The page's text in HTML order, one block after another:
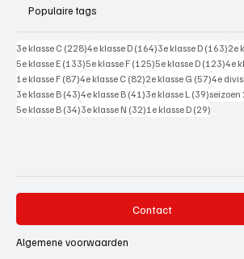
Populaire tags
3e klasse C (228)228 posts
4e klasse D (164)164 posts
3e klasse D (163)2e
5e klasse E (133)133 posts
5e klasse F (125)125 posts
5e klasse D (123)123
4e
1e klasse F (87)87 posts
4e klasse C (82)82 posts
2e klasse G (57)57 posts
4e
3e klasse B (43)43 posts
4e klasse B (41)41 posts
3e klasse L (39)39 posts
5e klasse B (34)34 posts
3e klasse N (32)32 posts
1e klasse D (29)
Contact
Algemene voorwaarden